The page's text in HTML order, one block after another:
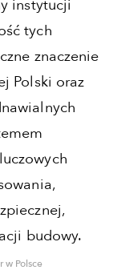
instytucji
tych
znaczenie
Polski oraz
budowy.
w Polsce